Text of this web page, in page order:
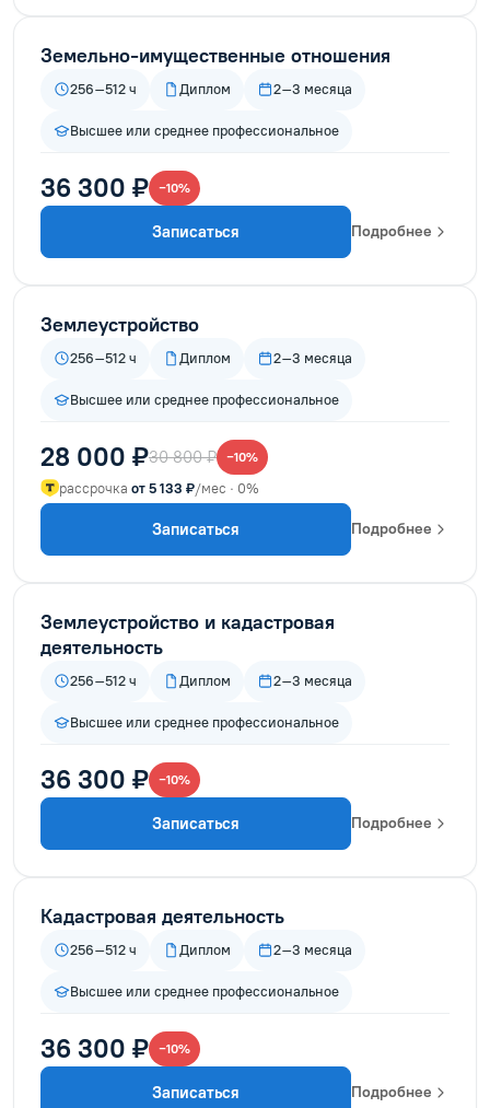
Земельно-имущественные отношения
256–512 ч Диплом 2–3 месяца
Высшее или среднее профессиональное
36 300 ₽ −10%
Записаться Подробнее
Землеустройство
256–512 ч Диплом 2–3 месяца
Высшее или среднее профессиональное
28 000 ₽30 800 ₽ −10%
рассрочка от 5 133 ₽/мес · 0%
Записаться Подробнее
Землеустройство и кадастровая
деятельность
256–512 ч Диплом 2–3 месяца
Высшее или среднее профессиональное
36 300 ₽ −10%
Записаться Подробнее
Кадастровая деятельность
256–512 ч Диплом 2–3 месяца
Высшее или среднее профессиональное
36 300 ₽ −10%
Записаться Подробнее